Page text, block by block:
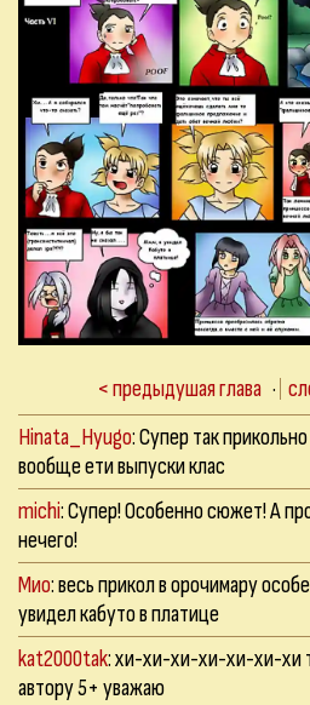
< предыдушая глава ·
Hinata_Hyugo: Супер так
вообще ети выпуски клас
michi: Супер! Особенно сюжет! А
нечего!
Мио: весь прикол в орочимару
увидел кабуто в платице
kat2000tak: хи-хи-хи-хи-хи-хи-хи
автору 5+ уважаю